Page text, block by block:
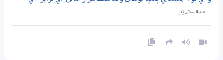
— عبدالسلام ڀُٽو